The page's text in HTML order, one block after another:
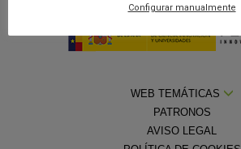
WEB TEMÁTICAS
PATRONOS
AVISO LEGAL
Configurar manualmente